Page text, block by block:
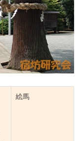
絵馬